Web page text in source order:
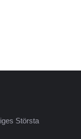
Största